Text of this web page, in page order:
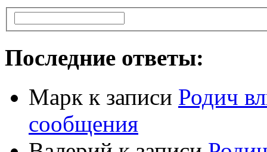
Последние ответы:
Марк к записи Родич
сообщения